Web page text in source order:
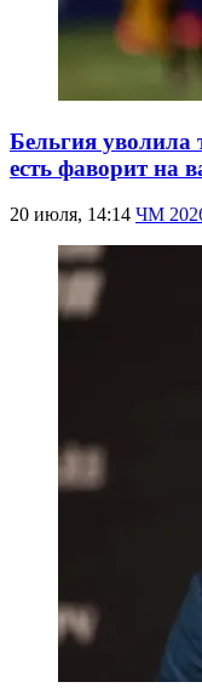
Бельгия уволила
есть фаворит на
20 июля, 14:14 ЧМ